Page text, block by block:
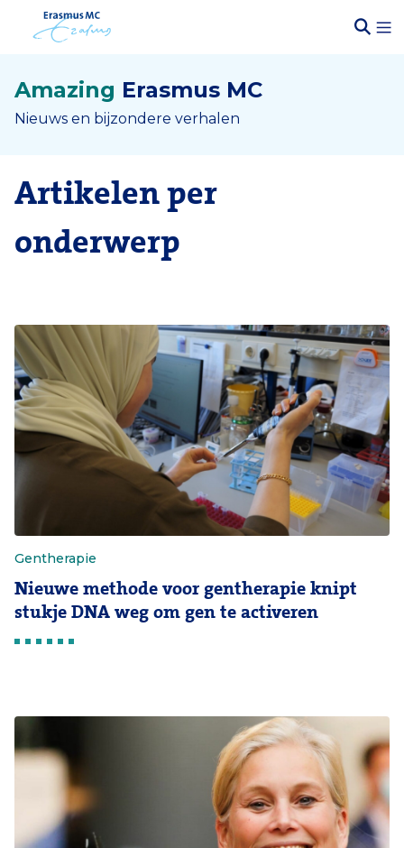
Amazing Erasmus MC
Nieuws en bijzondere verhalen
Artikelen per
onderwerp
Gentherapie
Nieuwe methode voor gentherapie knipt
stukje DNA weg om gen te activeren